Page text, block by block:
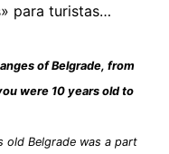
para turistas…
of Belgrade, from
were 10 years old to
old Belgrade was a part